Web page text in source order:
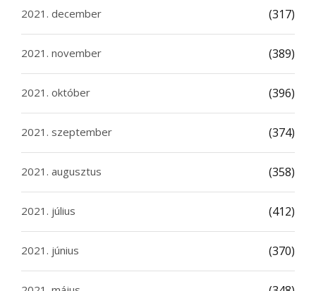
2021. december (317)
2021. november (389)
2021. október (396)
2021. szeptember (374)
2021. augusztus (358)
2021. július (412)
2021. június (370)